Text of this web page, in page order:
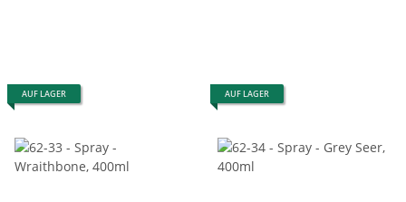
AUF LAGER AUF LAGER